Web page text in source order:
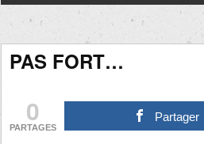
PAS FORT…
0
PARTAGES
Partager